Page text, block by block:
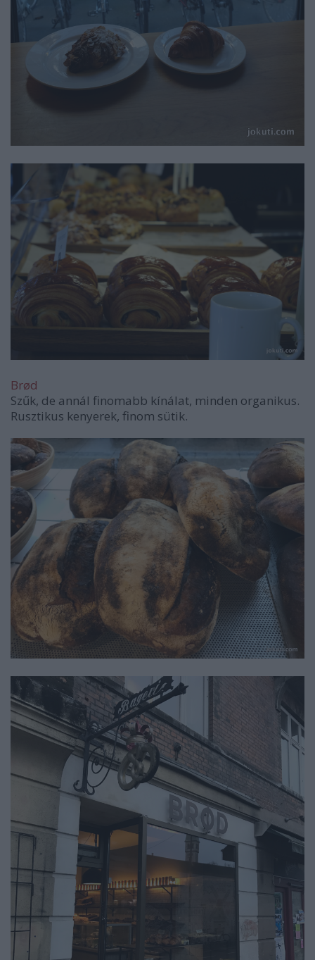
Brød
Szűk, de annál finomabb kínálat, minden organikus.
Rusztikus kenyerek, finom sütik.